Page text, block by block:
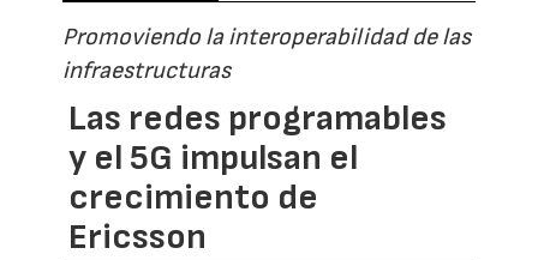
Promoviendo la interoperabilidad de las
infraestructuras
Las redes programables
y el 5G impulsan el
crecimiento de
Ericsson